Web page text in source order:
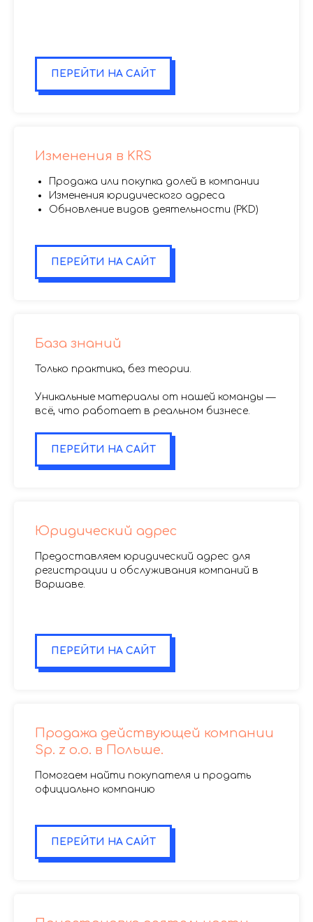
ПЕРЕЙТИ НА САЙТ
Изменения в KRS
Продажа или покупка долей в компании
Изменения юридического адреса
Обновление видов деятельности (PKD)
ПЕРЕЙТИ НА САЙТ
База знаний
Только практика, без теории.
Уникальные материалы от нашей команды —
всё, что работает в реальном бизнесе.
ПЕРЕЙТИ НА САЙТ
Юридический адрес
Предоставляем юридический адрес для
регистрации и обслуживания компаний в
Варшаве.
ПЕРЕЙТИ НА САЙТ
Продажа действующей компании
Sp. z o.o. в Польше.
Помогаем найти покупателя и продать
официально компанию
ПЕРЕЙТИ НА САЙТ